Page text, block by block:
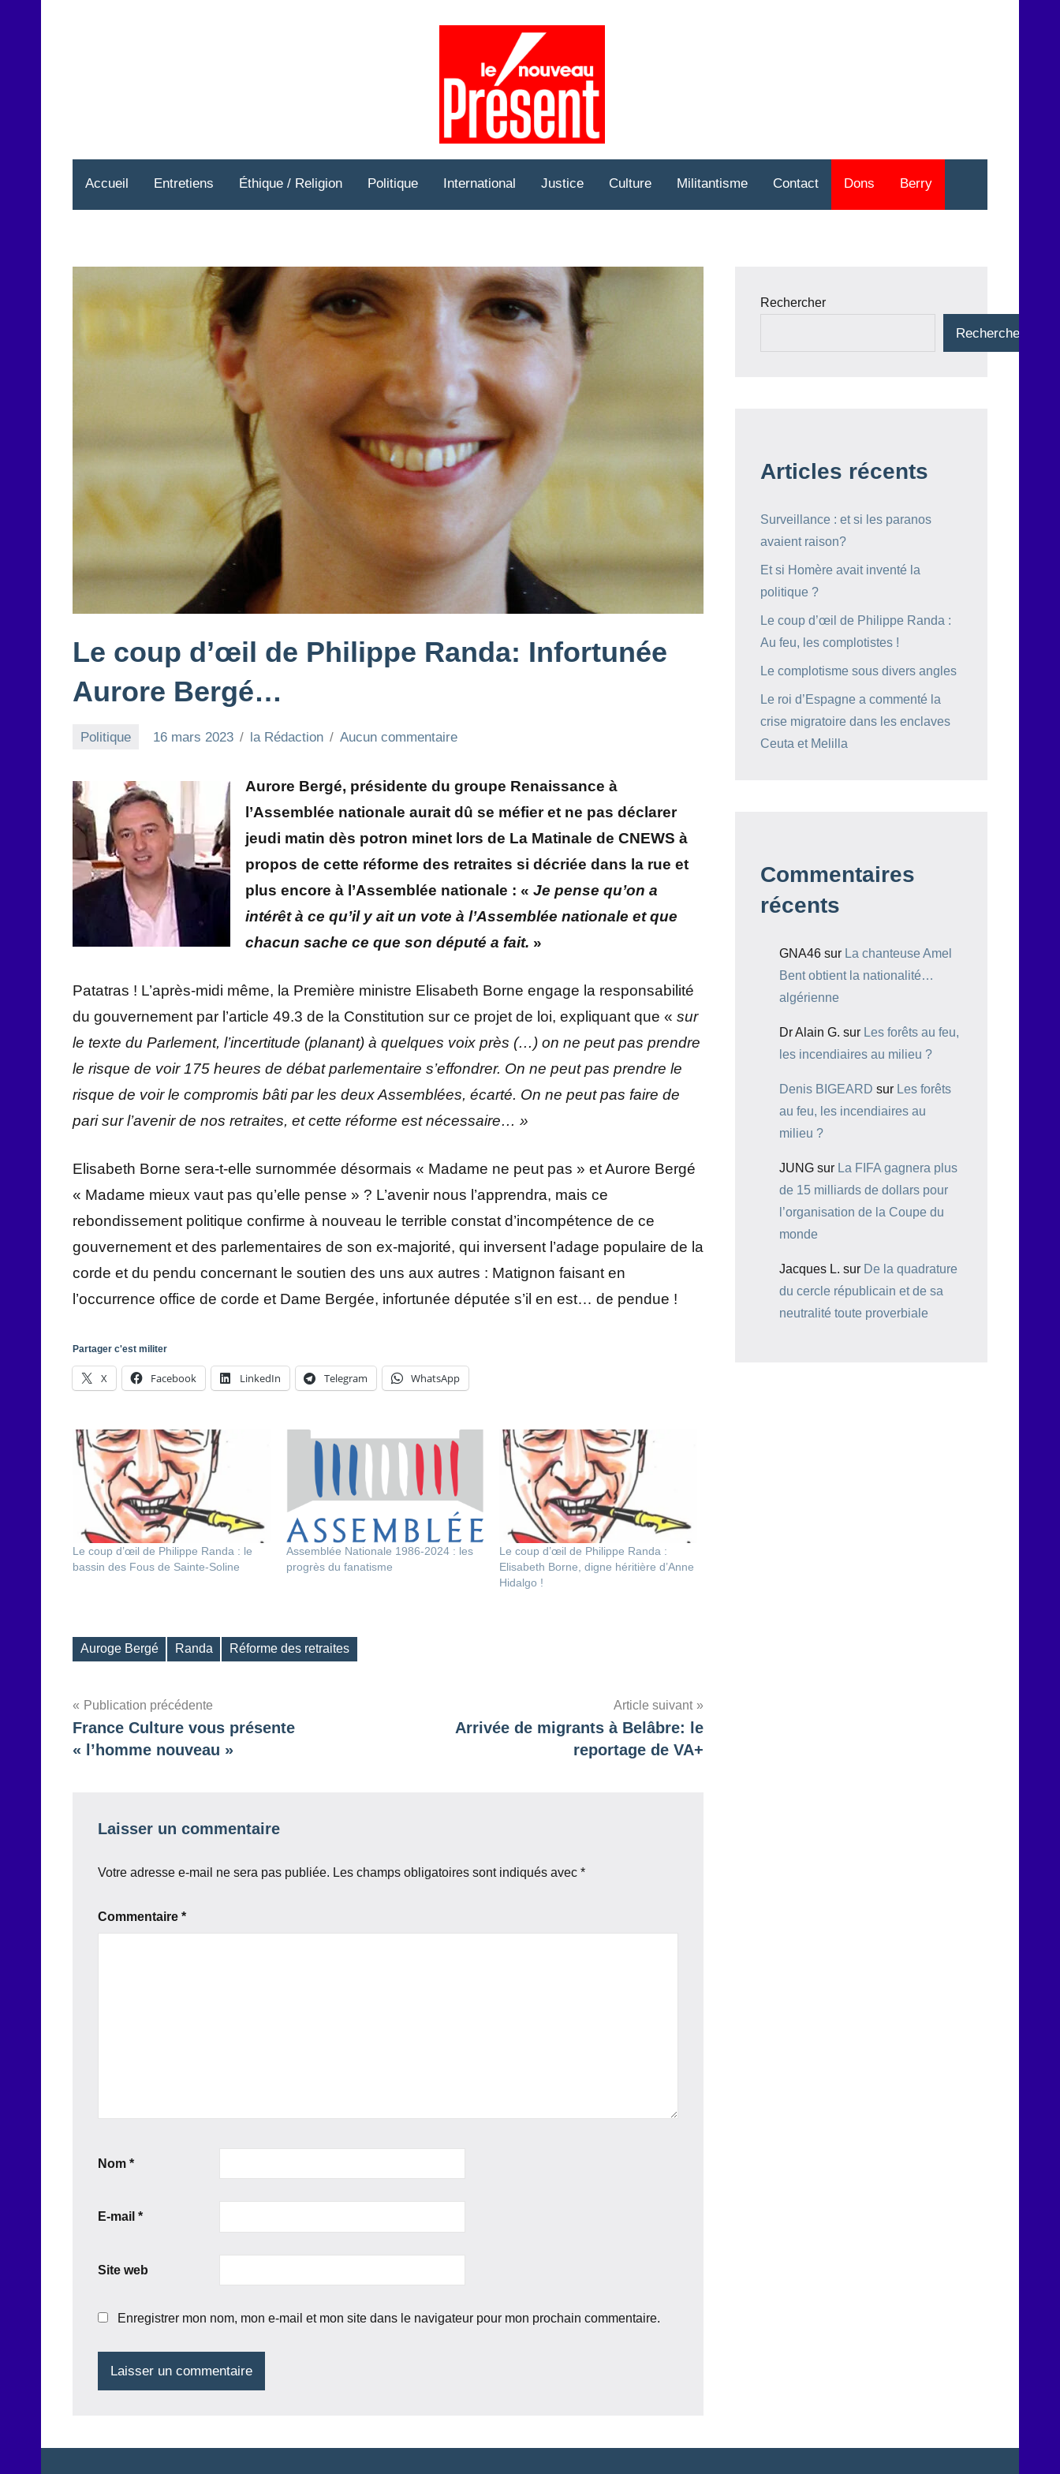
Accueil Entretiens Éthique / Religion Politique International Justice Culture Militantisme Contact Dons Berry
Le coup d’œil de Philippe Randa: Infortunée
Aurore Bergé…
Politique 16 mars 2023 la Rédaction Aucun commentaire
Aurore Bergé, présidente du groupe Renaissance à
l’Assemblée nationale aurait dû se méfier et ne pas déclarer
jeudi matin dès potron minet lors de La Matinale de CNEWS à
propos de cette réforme des retraites si décriée dans la rue et
plus encore à l’Assemblée nationale : « Je pense qu’on a
intérêt à ce qu’il y ait un vote à l’Assemblée nationale et que
chacun sache ce que son député a fait. »
Patatras ! L’après-midi même, la Première ministre Elisabeth Borne engage la responsabilité
du gouvernement par l’article 49.3 de la Constitution sur ce projet de loi, expliquant que « sur
le texte du Parlement, l’incertitude (planant) à quelques voix près (…) on ne peut pas prendre
le risque de voir 175 heures de débat parlementaire s’effondrer. On ne peut pas prendre le
risque de voir le compromis bâti par les deux Assemblées, écarté. On ne peut pas faire de
pari sur l’avenir de nos retraites, et cette réforme est nécessaire… »
Elisabeth Borne sera-t-elle surnommée désormais « Madame ne peut pas » et Aurore Bergé
« Madame mieux vaut pas qu’elle pense » ? L’avenir nous l’apprendra, mais ce
rebondissement politique confirme à nouveau le terrible constat d’incompétence de ce
gouvernement et des parlementaires de son ex-majorité, qui inversent l’adage populaire de la
corde et du pendu concernant le soutien des uns aux autres : Matignon faisant en
l’occurrence office de corde et Dame Bergée, infortunée députée s’il en est… de pendue !
Partager c'est militer
X Facebook LinkedIn Telegram WhatsApp
Le coup d’œil de Philippe Randa : le
bassin des Fous de Sainte-Soline
Assemblée Nationale 1986-2024 : les
progrès du fanatisme
Le coup d’œil de Philippe Randa :
Elisabeth Borne, digne héritière d’Anne
Hidalgo !
Étiquettes
Auroge Bergé Randa Réforme des retraites
Navigation
de
Publication précédente
France Culture vous présente
« l’homme nouveau »
Article suivant
Arrivée de migrants à Belâbre: le
reportage de VA+
Laisser un commentaire
Votre adresse e-mail ne sera pas publiée. Les champs obligatoires sont indiqués avec *
Commentaire *
Nom *
E-mail *
Site web
Enregistrer mon nom, mon e-mail et mon site dans le navigateur pour mon prochain commentaire.
Rechercher
Rechercher
Articles récents
Surveillance : et si les paranos
avaient raison?
Et si Homère avait inventé la
politique ?
Le coup d’œil de Philippe Randa :
Au feu, les complotistes !
Le complotisme sous divers angles
Le roi d’Espagne a commenté la
crise migratoire dans les enclaves
Ceuta et Melilla
Commentaires
récents
GNA46 sur La chanteuse Amel
Bent obtient la nationalité…
algérienne
Dr Alain G. sur Les forêts au feu,
les incendiaires au milieu ?
Denis BIGEARD sur Les forêts
au feu, les incendiaires au
milieu ?
JUNG sur La FIFA gagnera plus
de 15 milliards de dollars pour
l’organisation de la Coupe du
monde
Jacques L. sur De la quadrature
du cercle républicain et de sa
neutralité toute proverbiale